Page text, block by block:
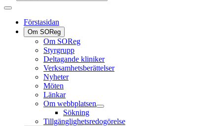
Förstasidan
Om SOReg
Om SOReg
Styrgrupp
Deltagande kliniker
Verksamhetsberättelser
Nyheter
Möten
Länkar
Om webbplatsen
Sökning
Tillgänglighetsredogörelse